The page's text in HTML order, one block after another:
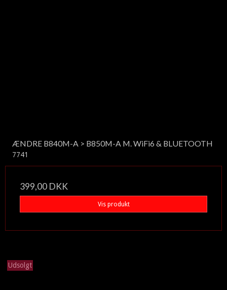
ÆNDRE B840M-A > B850M-A M. WiFi6 & BLUETOOTH
7741
399,00 DKK
Vis produkt
Udsolgt